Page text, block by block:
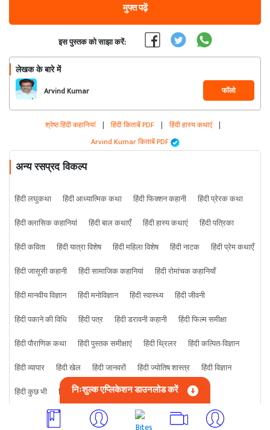
मुफ्त पढ़ें
इस पुस्तक को साझा करें:
लेखक के बारे में
Arvind Kumar फॉलो
श्रेष्ठ हिंदी कहानियां | हिंदी किताबें PDF | हिंदी हास्य कथाएं |
Arvind Kumar किताबें PDF
अन्य रसप्रद विकल्प
हिंदी लघुकथा हिंदी आध्यात्मिक कथा हिंदी फिक्शन कहानी
हिंदी प्रेरक कथा
हिंदी क्लासिक कहानियां
हिंदी बाल कथाएँ हिंदी हास्य कथाएं
हिंदी पत्रिका
हिंदी कविता
हिंदी यात्रा विशेष हिंदी महिला विशेष हिंदी नाटक
हिंदी प्रेम कथाएँ
हिंदी जासूसी कहानी
हिंदी सामाजिक कहानियां
हिंदी रोमांचक कहानियाँ
हिंदी मानवीय विज्ञान
हिंदी मनोविज्ञान हिंदी स्वास्थ्य
हिंदी जीवनी
हिंदी पकाने की विधि
हिंदी पत्र हिंदी डरावनी कहानी
हिंदी फिल्म समीक्षा
हिंदी पौराणिक कथा
हिंदी पुस्तक समीक्षाएं हिंदी थ्रिलर
हिंदी कल्पित-विज्ञान
हिंदी व्यापार
हिंदी खेल हिंदी जानवरों हिंदी ज्योतिष शास्त्र
हिंदी विज्ञान
हिंदी कुछ भी
हिंदी क्राइम कहानी
निःशुल्क एप्लिकेशन डाउनलोड करें